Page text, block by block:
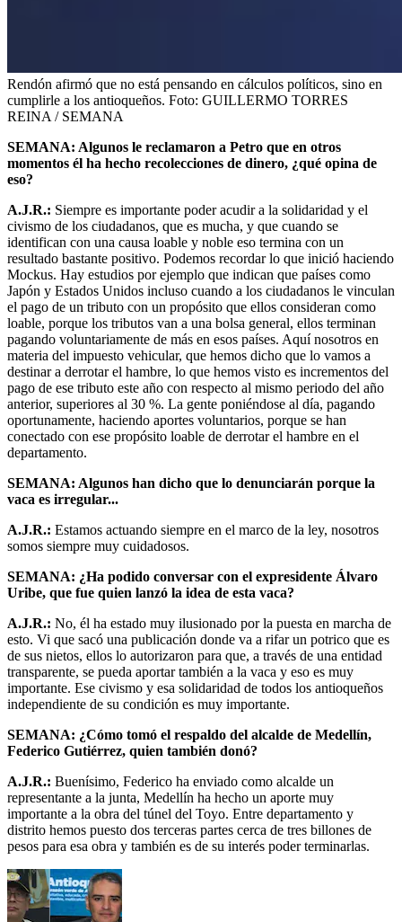
Rendón afirmó que no está pensando en cálculos políticos, sino en
cumplirle a los antioqueños. Foto: GUILLERMO TORRES
REINA / SEMANA
SEMANA: Algunos le reclamaron a Petro que en otros
momentos él ha hecho recolecciones de dinero, ¿qué opina de
eso?
A.J.R.: Siempre es importante poder acudir a la solidaridad y el
civismo de los ciudadanos, que es mucha, y que cuando se
identifican con una causa loable y noble eso termina con un
resultado bastante positivo. Podemos recordar lo que inició haciendo
Mockus. Hay estudios por ejemplo que indican que países como
Japón y Estados Unidos incluso cuando a los ciudadanos le vinculan
el pago de un tributo con un propósito que ellos consideran como
loable, porque los tributos van a una bolsa general, ellos terminan
pagando voluntariamente de más en esos países. Aquí nosotros en
materia del impuesto vehicular, que hemos dicho que lo vamos a
destinar a derrotar el hambre, lo que hemos visto es incrementos del
pago de ese tributo este año con respecto al mismo periodo del año
anterior, superiores al 30 %. La gente poniéndose al día, pagando
oportunamente, haciendo aportes voluntarios, porque se han
conectado con ese propósito loable de derrotar el hambre en el
departamento.
SEMANA: Algunos han dicho que lo denunciarán porque la
vaca es irregular...
A.J.R.: Estamos actuando siempre en el marco de la ley, nosotros
somos siempre muy cuidadosos.
SEMANA: ¿Ha podido conversar con el expresidente Álvaro
Uribe, que fue quien lanzó la idea de esta vaca?
A.J.R.: No, él ha estado muy ilusionado por la puesta en marcha de
esto. Vi que sacó una publicación donde va a rifar un potrico que es
de sus nietos, ellos lo autorizaron para que, a través de una entidad
transparente, se pueda aportar también a la vaca y eso es muy
importante. Ese civismo y esa solidaridad de todos los antioqueños
independiente de su condición es muy importante.
SEMANA: ¿Cómo tomó el respaldo del alcalde de Medellín,
Federico Gutiérrez, quien también donó?
A.J.R.: Buenísimo, Federico ha enviado como alcalde un
representante a la junta, Medellín ha hecho un aporte muy
importante a la obra del túnel del Toyo. Entre departamento y
distrito hemos puesto dos terceras partes cerca de tres billones de
pesos para esa obra y también es de su interés poder terminarlas.